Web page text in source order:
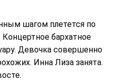
шагом плетется по
бархатное
Девочка совершенно
Инна Лиза занята.